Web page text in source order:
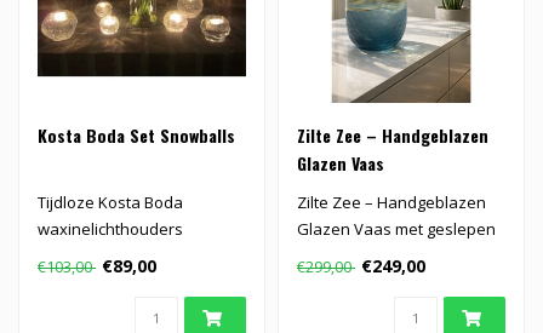
Kosta Boda Set Snowballs
Tijdloze Kosta Boda
waxinelichthouders
'Snowballs' van zuiver
kristal...
€103,00 €89,00
Zilte Zee – Handgeblazen
Glazen Vaas
Zilte Zee – Handgeblazen
Glazen Vaas met geslepen
patroon in kleurrijke horizo..
€299,00 €249,00